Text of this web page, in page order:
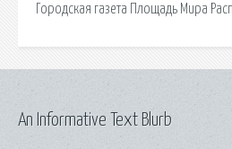
Городская газета Площадь Мира
An Informative Text Blurb